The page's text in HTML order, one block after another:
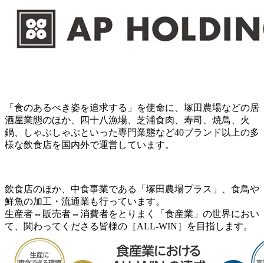
「食のあるべき姿を追求する」を使命に、塚田農場などの居
酒屋業態のほか、四十八漁場、芝浦食肉、寿司、焼鳥、火
鍋、しゃぶしゃぶといった専門業態など40ブランド以上の多
様な飲食店を国内外で運営しています。
飲食店のほか、中食事業である「塚田農場プラス」、食鳥や
鮮魚の加工・流通業も行っています。
生産者⇔販売者⇔消費者をとりまく「食産業」の世界におい
て、関わってくださる皆様の［ALL-WIN］を目指します。